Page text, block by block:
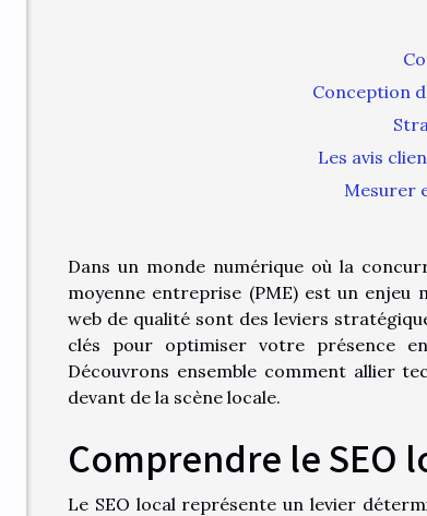
Conception
Les avis
Mesurer
Dans un monde numérique où la
moyenne entreprise (PME) est un
web de qualité sont des leviers
clés pour optimiser votre présence
Découvrons ensemble comment allier
devant de la scène locale.
Comprendre le SEO
Le SEO local représente un levier